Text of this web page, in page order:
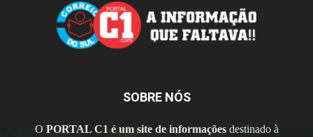
SOBRE NÓS
O PORTAL C1 é um site de informaçõesdestinado à